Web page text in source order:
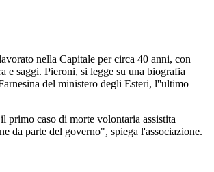
nella Capitale per circa 40 anni, con
e saggi. Pieroni, si legge su una biografia
del ministero degli Esteri, l''ultimo
primo caso di morte volontaria assistita
da parte del governo", spiega l'associazione.